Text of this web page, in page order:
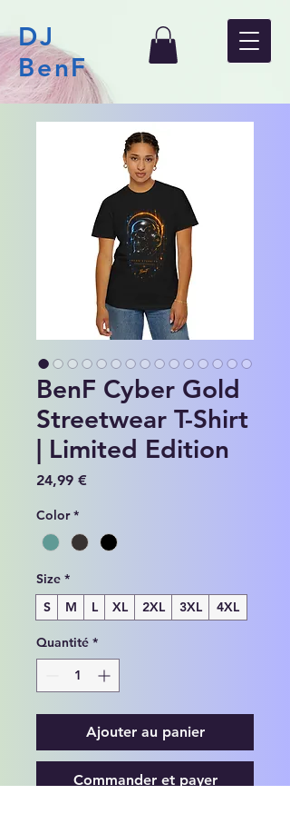
DJ
BenF
BenF Cyber Gold
Streetwear T-Shirt
| Limited Edition
24,99 €
Color *
Size *
S
M L XL 2XL 3XL 4XL
Quantité *
Ajouter au panier
Commander et payer